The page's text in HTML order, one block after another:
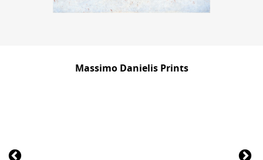
Massimo Danielis Prints